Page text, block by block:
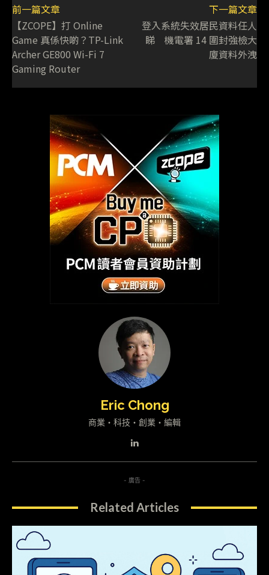
前一篇文章
【ZCOPE】打 Online
Game 真係快啲？TP-Link
Archer GE800 Wi-Fi 7
Gaming Router
下一篇文章
登入系統失效居民資料任人
睇 機電署 14 圍封強檢大
廈資料外洩
Eric Chong
商業・科技・創業・編輯
- 廣告 -
Related Articles